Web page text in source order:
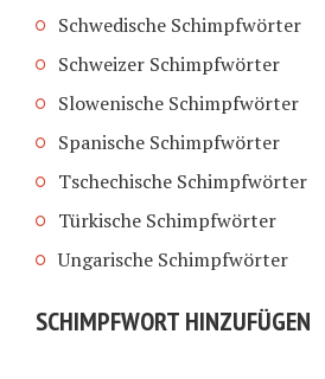
Schwedische Schimpfwörter
Schweizer Schimpfwörter
Slowenische Schimpfwörter
Spanische Schimpfwörter
Tschechische Schimpfwörter
Türkische Schimpfwörter
Ungarische Schimpfwörter
SCHIMPFWORT HINZUFÜGEN